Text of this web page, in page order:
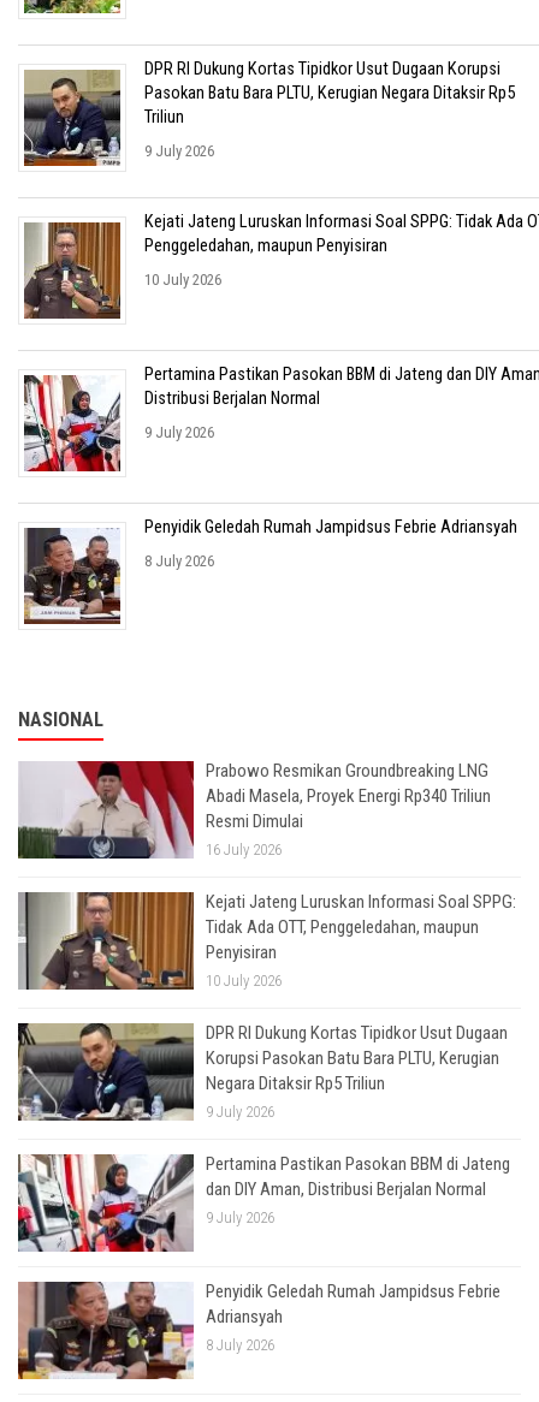
DPR RI Dukung Kortas Tipidkor Usut Dugaan Korupsi
Pasokan Batu Bara PLTU, Kerugian Negara Ditaksir Rp5
Triliun
9 July 2026
Kejati Jateng Luruskan Informasi Soal SPPG: Tidak Ada
Penggeledahan, maupun Penyisiran
10 July 2026
Pertamina Pastikan Pasokan BBM di Jateng dan DIY
Distribusi Berjalan Normal
9 July 2026
Penyidik Geledah Rumah Jampidsus Febrie Adriansyah
8 July 2026
NASIONAL
Prabowo Resmikan Groundbreaking LNG
Abadi Masela, Proyek Energi Rp340 Triliun
Resmi Dimulai
16 July 2026
Kejati Jateng Luruskan Informasi Soal SPPG:
Tidak Ada OTT, Penggeledahan, maupun
Penyisiran
10 July 2026
DPR RI Dukung Kortas Tipidkor Usut Dugaan
Korupsi Pasokan Batu Bara PLTU, Kerugian
Negara Ditaksir Rp5 Triliun
9 July 2026
Pertamina Pastikan Pasokan BBM di Jateng
dan DIY Aman, Distribusi Berjalan Normal
9 July 2026
Penyidik Geledah Rumah Jampidsus Febrie
Adriansyah
8 July 2026